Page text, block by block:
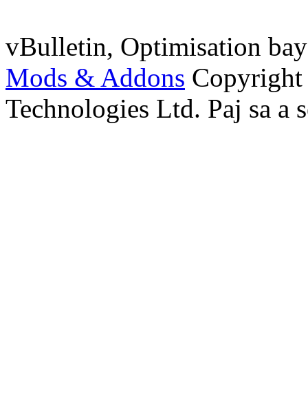
vBulletin, Optimisation
Mods & Addons
Technologies Ltd. Paj sa a